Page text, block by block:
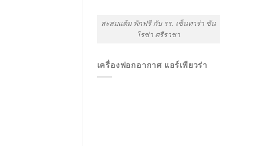
สะสมแต้ม พักฟรี กับ รร. เซ็นทาร่า ซัน
ไรซ่า ศรีราชา
เครื่องฟอกอากาศ แอร์เพียวร่า